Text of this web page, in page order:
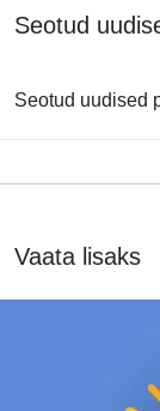
Seotud
Seotud uudised
Vaata lisaks